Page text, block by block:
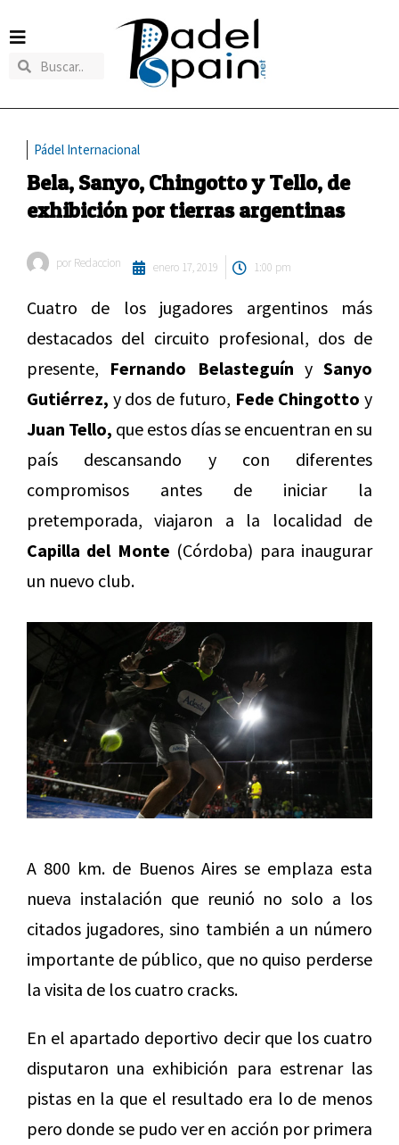
Pádel Internacional
Bela, Sanyo, Chingotto y Tello, de
exhibición por tierras argentinas
por Redaccion enero 17, 2019 1:00 pm
Cuatro de los jugadores argentinos más
destacados del circuito profesional, dos de
presente, Fernando Belasteguín y Sanyo
Gutiérrez, y dos de futuro, Fede Chingotto y
Juan Tello, que estos días se encuentran en su
país descansando y con diferentes
compromisos antes de iniciar la
pretemporada, viajaron a la localidad de
Capilla del Monte (Córdoba) para inaugurar
un nuevo club.
A 800 km. de Buenos Aires se emplaza esta
nueva instalación que reunió no solo a los
citados jugadores, sino también a un número
importante de público, que no quiso perderse
la visita de los cuatro cracks.
En el apartado deportivo decir que los cuatro
disputaron una exhibición para estrenar las
pistas en la que el resultado era lo de menos
pero donde se pudo ver en acción por primera